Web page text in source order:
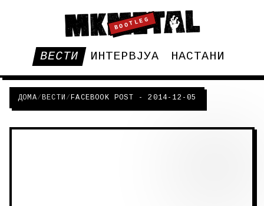
BOOTLEG
ВЕСТИ ИНТЕРВЈУА НАСТАНИ
ДОМА/ВЕСТИ /FACEBOOK POST - 2014-12-05